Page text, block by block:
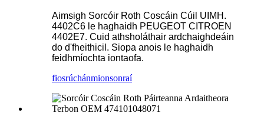
Aimsigh Sorcóir Roth Coscáin Cúil UIMH.
4402C6 le haghaidh PEUGEOT CITROEN
4402E7. Cuid athsholáthair ardchaighdeáin
do d'fheithicil. Siopa anois le haghaidh
feidhmíochta iontaofa.
fiosrúchánmionsonraí